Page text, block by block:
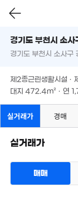
경기도 부천시 소
경기도 부천시 소사구
제2종근린생활시설 ·
대지 472.4m² · 연
실거래가 경매
실거래가
매매